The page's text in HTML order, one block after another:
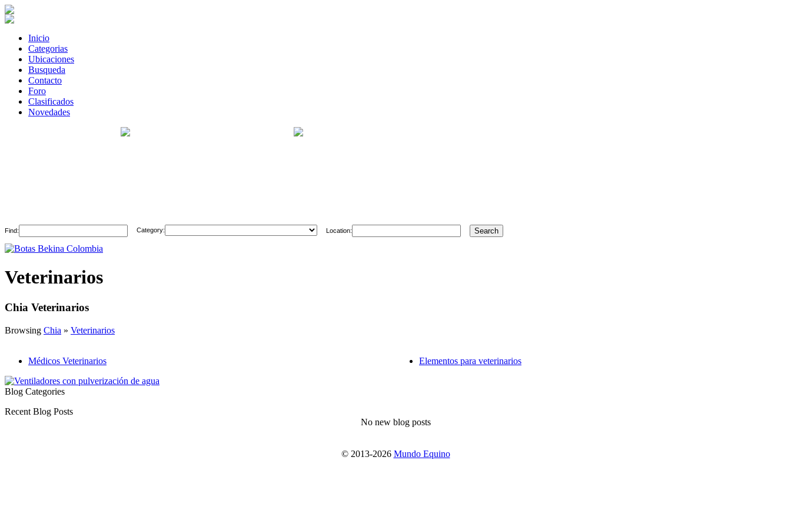
Inicio
Categorias
Ubicaciones
Busqueda
Contacto
Foro
Clasificados
Novedades
Find: Category: Location:
Veterinarios
Chia Veterinarios
Browsing Chia » Veterinarios
Médicos Veterinarios Elementos para veterinarios
Blog Categories
Recent Blog Posts
No new blog posts
© 2013-2026 Mundo Equino